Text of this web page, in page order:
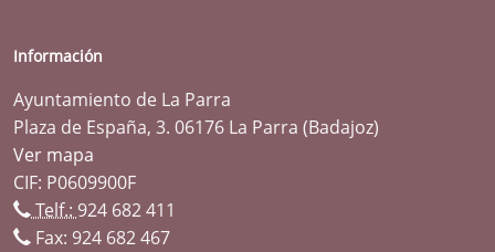
Información
Ayuntamiento de La Parra
Plaza de España, 3. 06176 La Parra (Badajoz)
Ver mapa
CIF: P0609900F
Telf.: 924 682 411
Fax: 924 682 467